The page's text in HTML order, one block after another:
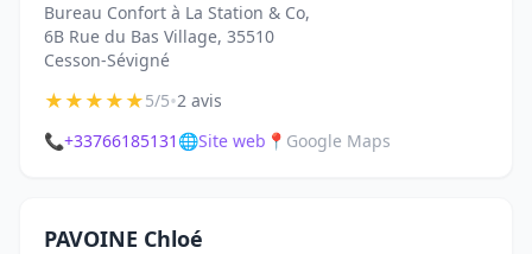
Bureau Confort à La Station & Co,
6B Rue du Bas Village, 35510
Cesson-Sévigné
★★★★★5/5•2 avis
📞+33766185131 🌐Site web 📍 Google Maps
PAVOINE Chloé